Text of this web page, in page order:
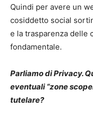
Quindi per avere un
cosiddetto social
e la trasparenza delle
fondamentale.
Parliamo di Privacy.
eventuali “zone
tutelare?